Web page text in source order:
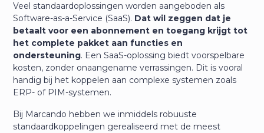
Veel standaardoplossingen worden aangeboden als
Software-as-a-Service (SaaS). Dat wil zeggen dat je
betaalt voor een abonnement en toegang krijgt tot
het complete pakket aan functies en
ondersteuning. Een SaaS-oplossing biedt voorspelbare
kosten, zonder onaangename verrassingen. Dit is vooral
handig bij het koppelen aan complexe systemen zoals
ERP- of PIM-systemen.
Bij Marcando hebben we inmiddels robuuste
standaardkoppelingen gerealiseerd met de meest